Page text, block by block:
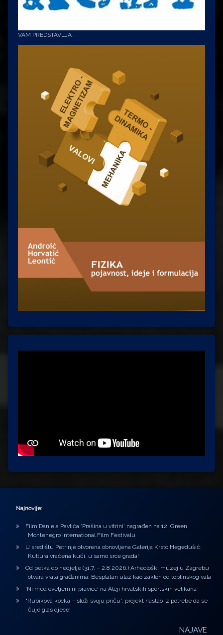
VAM PREDSTAVLJA :
Najnovije:
Film Daniela Pavlića ‘Prašina u vitrini’ nagrađen na 12. Green
Montenegro International Film Festivalu
U središtu Petrinje otvorena obnovljena Galerija Krsto Hegedušić:
Kultura vraćena kući, u samo srce grada!
Od petka do nedjelje (31.7. – 2.8.2026.) Arheološki muzej u Zagrebu
otvara vrata građanima: Besplatan ulaz kao zaklon od toplinskog vala
‘Ni med cvetjem ni pravice’ na Aleji hrvatskih sportskih velikana
“Rubikova kocka – složi svoju priču”, projekt nastao iz potrebe da se
čuje glas djece!
NAJAVE